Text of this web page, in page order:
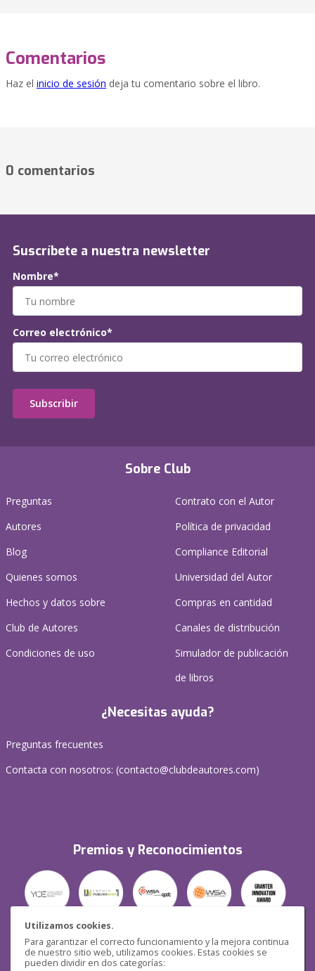
Utilizamos cookies.
Para garantizar el correcto funcionamiento y la mejora continua
de nuestro sitio web, utilizamos cookies. Estas cookies se
pueden dividir en dos categorías:
Comentarios
Haz el inicio de sesión deja tu comentario sobre el libro.
0 comentarios
Sobre Club
Preguntas
Autores
Blog
Quienes somos
Hechos y datos sobre
Club de Autores
Condiciones de uso
Contrato con el Autor
Política de privacidad
Compliance Editorial
Universidad del Autor
Compras en cantidad
Canales de distribución
Simulador de publicación
de libros
¿Necesitas ayuda?
Preguntas frecuentes
Contacta con nosotros: (contacto@clubdeautores.com)
Premios y Reconocimientos
Seguridad
Suscríbete a nuestra newsletter
Nombre*
Correo electrónico*
Subscribir